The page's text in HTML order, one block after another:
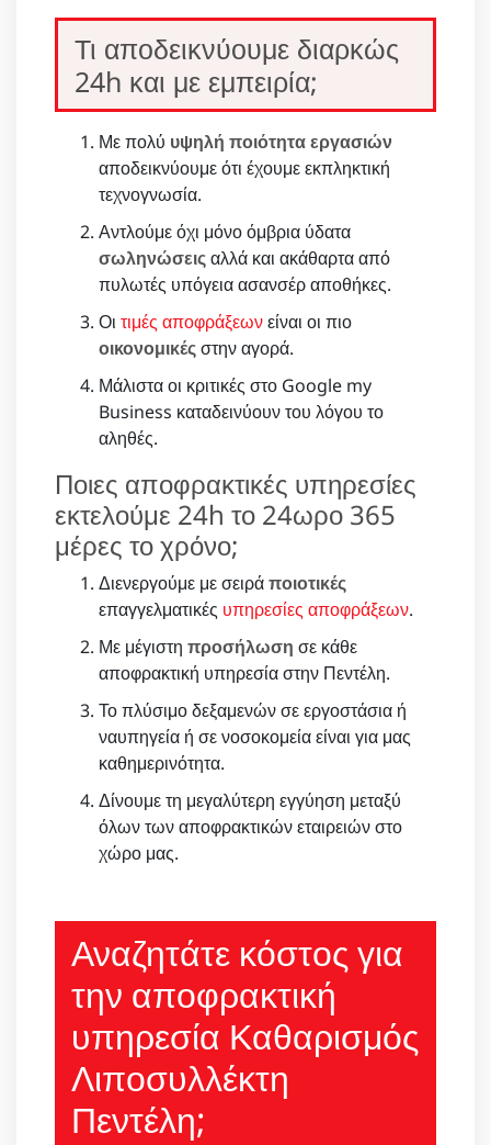
Τι αποδεικνύουμε διαρκώς
24h και με εμπειρία;
Με πολύ υψηλή ποιότητα εργασιών
αποδεικνύουμε ότι έχουμε εκπληκτική
τεχνογνωσία.
Αντλούμε όχι μόνο όμβρια ύδατα
σωληνώσειςαλλά και ακάθαρτα από
πυλωτές υπόγεια ασανσέρ αποθήκες.
Οι τιμές αποφράξεωνείναι οι πιο
οικονομικέςστην αγορά.
Μάλιστα οι κριτικές στο Google my
Business καταδεινύουν του λόγου το
αληθές.
Ποιες αποφρακτικές υπηρεσίες
εκτελούμε 24h το 24ωρο 365
μέρες το χρόνο;
Διενεργούμε με σειράποιοτικές
επαγγελματικές υπηρεσίες αποφράξεων.
Με μέγιστη προσήλωση σε κάθε
αποφρακτική υπηρεσία στην Πεντέλη.
Το πλύσιμο δεξαμενών σε εργοστάσια ή
ναυπηγεία ή σε νοσοκομεία είναι για μας
καθημερινότητα.
Δίνουμε τη μεγαλύτερη εγγύηση μεταξύ
όλων των αποφρακτικών εταιρειών στο
χώρο μας.
Αναζητάτε κόστος για
την αποφρακτική
υπηρεσία Καθαρισμός
Λιποσυλλέκτη
Πεντέλη;